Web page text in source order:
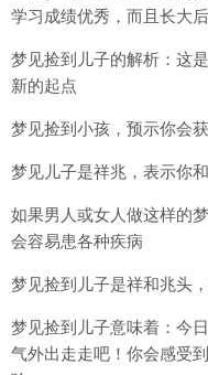
学习成绩优秀，而且长大
梦见捡到儿子的解析：这
新的起点
梦见捡到小孩，预示你会
梦见儿子是祥兆，表示你
如果男人或女人做这样的
会容易患各种疾病
梦见捡到儿子是祥和兆头
梦见捡到儿子意味着：今
气外出走走吧！你会感受